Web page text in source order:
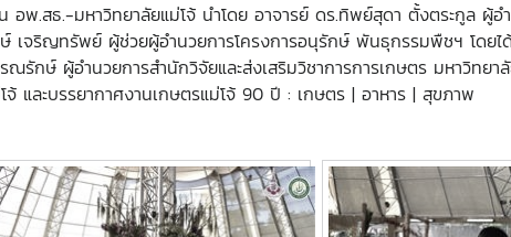
พ.สธ.-มหาวิทยาลัยแม่โจ้ นำโดย อาจารย์ ดร.ทิพย์สุดา ตั้งตระกูล ผู้อ
ริญทรัพย์ ผู้ช่วยผู้อำนวยการโครงการอนุรักษ์ พันธุกรรมพืชฯ โดยได้
รักษ์ ผู้อำนวยการสำนักวิจัยและส่งเสริมวิชาการการเกษตร มหาวิทย
และบรรยากาศงานเกษตรแม่โจ้ 90 ปี : เกษตร | อาหาร | สุขภาพ